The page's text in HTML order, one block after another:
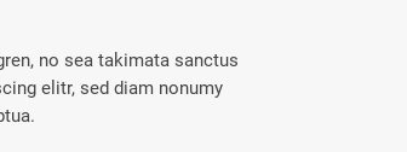
no sea takimata sanctus
elitr, sed diam nonumy